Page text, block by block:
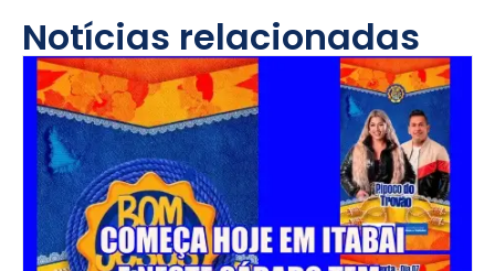
Notícias relacionadas